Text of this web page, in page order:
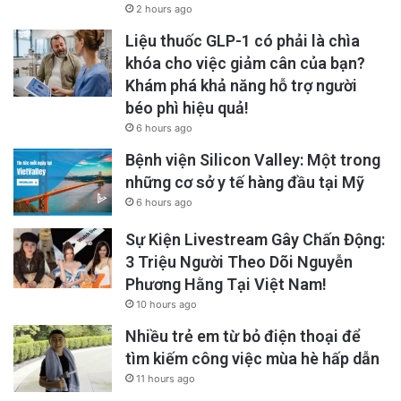
Việt Namhiện nay đang cố gắng cải tổ, khắc
phục những yếu kém để trở nên khá hơn tấm
gương Vinfast. Việt Nam sẽ cải tổ Tổng công
ty Đường sắt Việt Nam nhanh chóng và triệt
để như thế nào?
Theo một số chuyên gia, Việt Nam chưa sẵn
sàng về cả tài chính lẫn công nghệ cho một
dự án công nghệ cao như đường sắt cao tốc.
Về tài chính thì sẽ phải đi vay phần nhiều. Về
công nghệ, sẽ phải mua, và đặt điều kiện
chuyển giao từ phía nước ngoài. Mặc dù ông
Tô Lâm vừa thực hiện một cuộc cải tổ bộ máy
2 hours ago
Liệu thuốc GLP-1 có phải là chìa
khóa cho việc giảm cân của bạn?
Khám phá khả năng hỗ trợ người
béo phì hiệu quả!
6 hours ago
Bệnh viện Silicon Valley: Một trong
những cơ sở y tế hàng đầu tại Mỹ
6 hours ago
Sự Kiện Livestream Gây Chấn Động:
3 Triệu Người Theo Dõi Nguyễn
Phương Hằng Tại Việt Nam!
10 hours ago
Nhiều trẻ em từ bỏ điện thoại để
tìm kiếm công việc mùa hè hấp dẫn
11 hours ago